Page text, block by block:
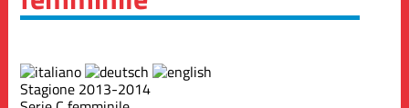
Stagione 2013-2014